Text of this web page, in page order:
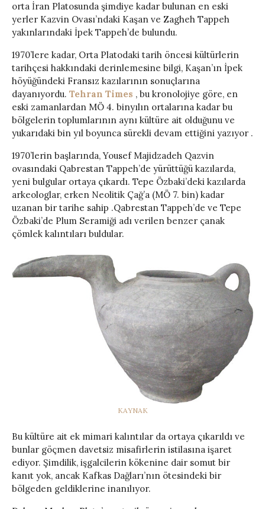
orta İran Platosunda şimdiye kadar bulunan en eski
yerler Kazvin Ovası’ndaki Kaşan ve Zagheh Tappeh
yakınlarındaki İpek Tappeh’de bulundu.
1970’lere kadar, Orta Platodaki tarih öncesi kültürlerin
tarihçesi hakkındaki derinlemesine bilgi, Kaşan’ın İpek
höyüğündeki Fransız kazılarının sonuçlarına
dayanıyordu. Tehran Times , bu kronolojiye göre, en
eski zamanlardan MÖ 4. binyılın ortalarına kadar bu
bölgelerin toplumlarının aynı kültüre ait olduğunu ve
yukarıdaki bin yıl boyunca sürekli devam ettiğini yazıyor .
1970’lerin başlarında, Yousef Majidzadeh Qazvin
ovasındaki Qabrestan Tappeh’de yürüttüğü kazılarda,
yeni bulgular ortaya çıkardı. Tepe Özbaki’deki kazılarda
arkeologlar, erken Neolitik Çağ’a (MÖ 7. bin) kadar
uzanan bir tarihe sahip .Qabrestan Tappeh’de ve Tepe
Özbaki’de Plum Seramiği adı verilen benzer çanak
çömlek kalıntıları buldular.
KAYNAK
Bu kültüre ait ek mimari kalıntılar da ortaya çıkarıldı ve
bunlar göçmen davetsiz misafirlerin istilasına işaret
ediyor. Şimdilik, işgalcilerin kökenine dair somut bir
kanıt yok, ancak Kafkas Dağları’nın ötesindeki bir
bölgeden geldiklerine inanılıyor.